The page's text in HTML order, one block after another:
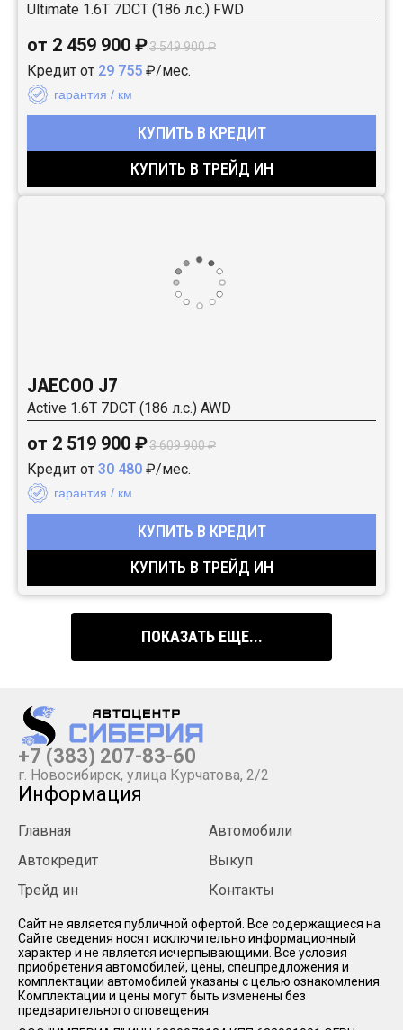
Ultimate 1.6T 7DCT (186 л.с.) FWD
от 2 459 900 ₽3 549 900 ₽
Кредит от 29 755 ₽/мес.
гарантия / км
КУПИТЬ В КРЕДИТ
КУПИТЬ В ТРЕЙД ИН
JAECOO J7
Active 1.6T 7DCT (186 л.с.) AWD
от 2 519 900 ₽3 609 900 ₽
Кредит от 30 480 ₽/мес.
гарантия / км
КУПИТЬ В КРЕДИТ
КУПИТЬ В ТРЕЙД ИН
ПОКАЗАТЬ ЕЩЕ...
+7 (383) 207-83-60
г. Новосибирск, улица Курчатова, 2/2
Информация
Главная
Автомобили
Автокредит
Выкуп
Трейд ин
Контакты
Cайт не является публичной офертой. Все содержащиеся на
Сайте сведения носят исключительно информационный
характер и не является исчерпывающими. Все условия
приобретения автомобилей, цены, спецпредложения и
комплектации автомобилей указаны с целью ознакомления.
Комплектации и цены могут быть изменены без
предварительного оповещения.